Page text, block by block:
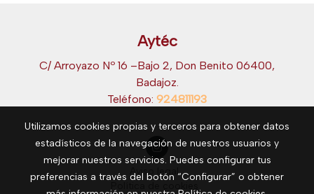
Aytéc
C/ Arroyazo Nº 16 –Bajo 2, Don Benito 06400,
Badajoz.
Teléfono: 924811193
Aviso legal
Utilizamos cookies propias y terceros para obtener datos
estadísticos de la navegación de nuestros usuarios y
mejorar nuestros servicios. Puedes configurar tus
preferencias a través del botón “Configurar” o obtener